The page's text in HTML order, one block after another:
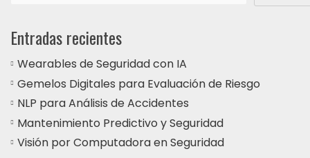
Entradas recientes
Wearables de Seguridad con IA
Gemelos Digitales para Evaluación de Riesgo
NLP para Análisis de Accidentes
Mantenimiento Predictivo y Seguridad
Visión por Computadora en Seguridad